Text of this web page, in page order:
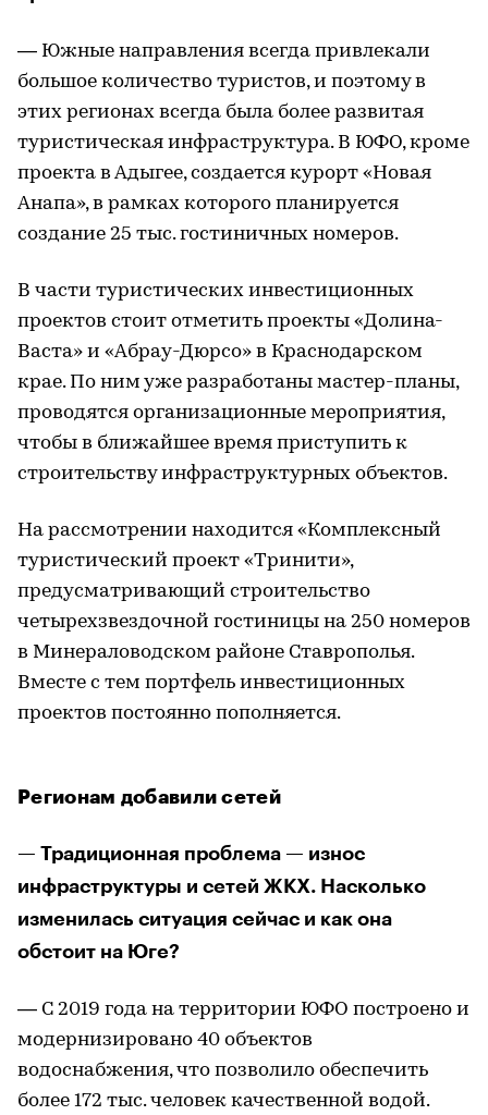
— Южные направления всегда привлекали
большое количество туристов, и поэтому в
этих регионах всегда была более развитая
туристическая инфраструктура. В ЮФО, кроме
проекта в Адыгее, создается курорт «Новая
Анапа», в рамках которого планируется
создание 25 тыс. гостиничных номеров.
В части туристических инвестиционных
проектов стоит отметить проекты «Долина-
Васта» и «Абрау-Дюрсо» в Краснодарском
крае. По ним уже разработаны мастер-планы,
проводятся организационные мероприятия,
чтобы в ближайшее время приступить к
строительству инфраструктурных объектов.
На рассмотрении находится «Комплексный
туристический проект «Тринити»,
предусматривающий строительство
четырехзвездочной гостиницы на 250 номеров
в Минераловодском районе Ставрополья.
Вместе с тем портфель инвестиционных
проектов постоянно пополняется.
Регионам добавили сетей
— Традиционная проблема — износ
инфраструктуры и сетей ЖКХ. Насколько
изменилась ситуация сейчас и как она
обстоит на Юге?
— С 2019 года на территории ЮФО построено и
модернизировано 40 объектов
водоснабжения, что позволило обеспечить
более 172 тыс. человек качественной водой.